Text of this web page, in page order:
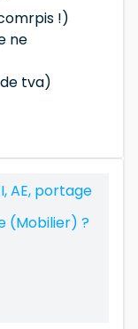
!)
ne
tva)
AE, portage
(Mobilier) ?